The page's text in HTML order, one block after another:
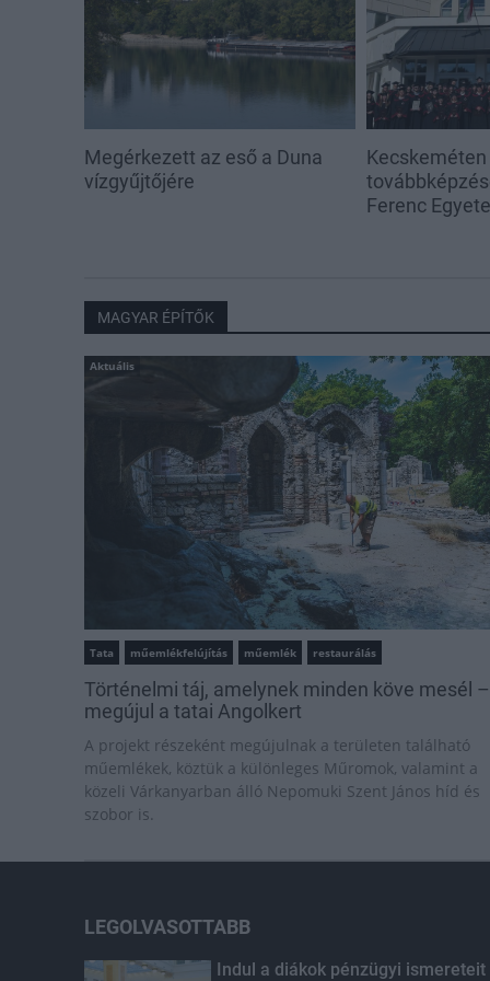
Megérkezett az eső a Duna
vízgyűjtőjére
Ferenc
MAGYAR ÉPÍTŐK
Aktuális
Tata műemlékfelújítás műemlék restaurálás
Történelmi táj, amelynek minden köve mesél –
megújul a tatai Angolkert
A projekt részeként megújulnak a területen található
műemlékek, köztük a különleges Műromok, valamint a
közeli Várkanyarban álló Nepomuki Szent János híd és
szobor is.
LEGOLVASOTTABB
Indul a diákok pénzügyi ismereteit